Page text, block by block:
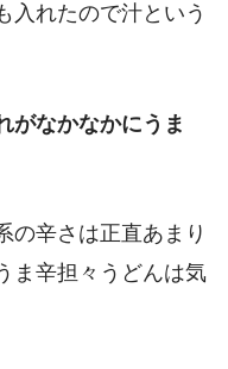
入れたので汁という
がなかなかにうま
の辛さは正直あまり
ま辛担々うどんは気